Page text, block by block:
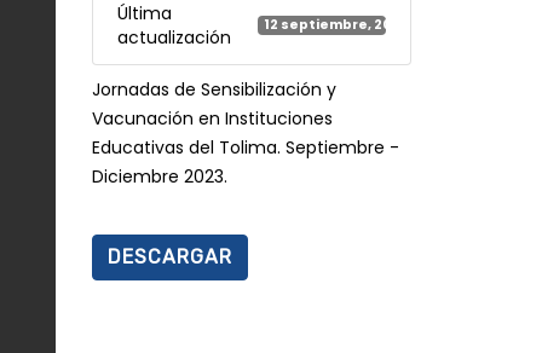
Última
actualización
12 septiembre, 2023
Jornadas de Sensibilización y
Vacunación en Instituciones
Educativas del Tolima. Septiembre -
Diciembre 2023.
DESCARGAR